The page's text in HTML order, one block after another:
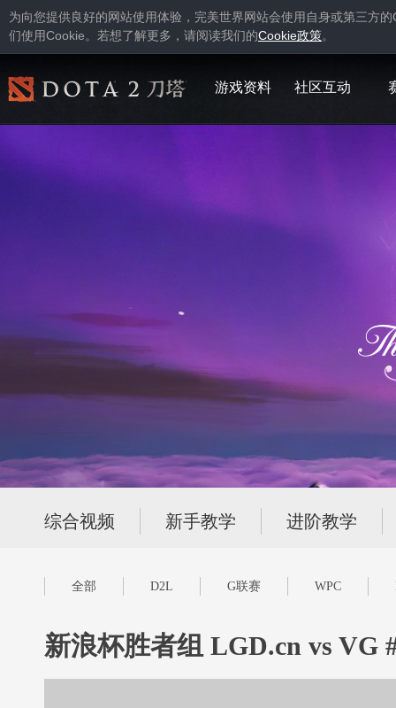
为向您提供良好的网站使用体验，完美世界网站会使用自身或第三方的
们使用Cookie。若想了解更多，请阅读我们的Cookie政策。
游戏资料 社区互动
综合视频 新手教学 进阶教学
全部 D2L G联赛 WPC
新浪杯胜者组 LGD.cn vs VG